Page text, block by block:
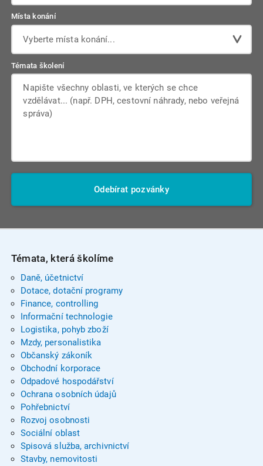
Místa konání
Vyberte místa konání...
Témata školení
Odebírat pozvánky
Témata, která školíme
Daně, účetnictví
Dotace, dotační programy
Finance, controlling
Informační technologie
Logistika, pohyb zboží
Mzdy, personalistika
Občanský zákoník
Obchodní korporace
Odpadové hospodářství
Ochrana osobních údajů
Pohřebnictví
Rozvoj osobnosti
Sociální oblast
Spisová služba, archivnictví
Stavby, nemovitosti